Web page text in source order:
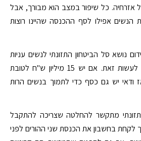
אזרחיה. כל שיפור במצב הוא מבורך, אבל
אפילו לסף ההכנסה שהיינו רוצות
נושא סל הביטחון התזונתי לנשים עניות
בהיריון ונבחן את הדרכים לעשות זאת. אם יש 15 מיליון ש"ח לטובת
יש גם כסף כדי לתמוך בנשים הרות
מתקשר להחלטה שצריכה להתקבל
לקחת בחשבון את הכנסת שני ההורים לפני